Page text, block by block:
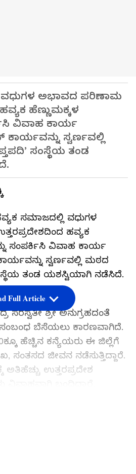
ವಧುಗಳ ಅಭಾವದ ಪರಿಣಾಮ
ಹೆಣ್ಣುಮಕ್ಕಳ
ವಿವಾಹ ಕಾರ್ಯ
ಸ್ವರ್ಣವಲ್ಲಿ
ಸಂಸ್ಥೆಯ ತಂಡ
ಸಮಾಜದಲ್ಲಿ ವಧುಗಳ
ಹವ್ಯಕ
ಸಂಪರ್ಕಿಸಿ ವಿವಾಹ ಕಾರ್ಯ
ಸ್ವರ್ಣವಲ್ಲಿ ಮಠದ
ತಂಡ ಯಶಸ್ವಿಯಾಗಿ ನಡೆಸಿದೆ.
ಸರಸ್ವತೀ ಶ್ರೀ ಅನುಗ್ರಹದಂತೆ
ಸಂಬಂಧ ಬೆಸೆಯಲು ಕಾರಣವಾಗಿದೆ.
ಹೆಚ್ಚಿನ ಕನ್ಯೆಯರು ಈ ಜಿಲ್ಲೆಗೆ
ಸಂತಸದ ಜೀವನ ನಡೆಸುತ್ತಿದ್ದಾರೆ.
ಅತಿಹೆಚ್ಚು ಉತ್ತರಪ್ರದೇಶ
Full Article